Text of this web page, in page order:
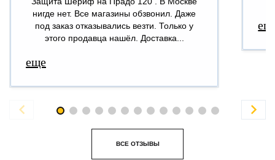
нигде нет. Все магазины обзвонил. Даже
под заказ отказывались везти. Только у
этого продавца нашёл. Доставка...
еще
 
ВСЕ ОТЗЫВЫ